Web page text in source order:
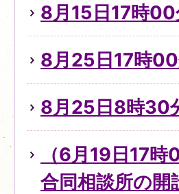
8月15日17時00
8月25日17時
8月25日8時30
（6月19日17
合同相談所の開